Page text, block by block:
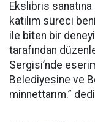
Ekslibris
katılım süreci
ile biten bir
tarafından
Sergisi’nde
Belediyesine ve
minnettarım.”